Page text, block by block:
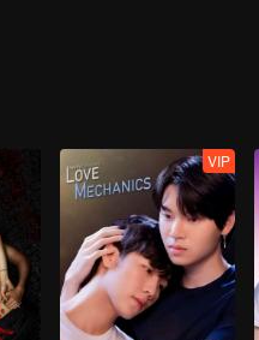
and studies. One day, he
VIP